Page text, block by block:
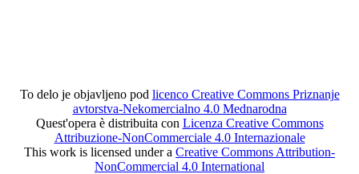
To delo je objavljeno pod licenco Creative Commons Priznanje
avtorstva-Nekomercialno 4.0 Mednarodna
Quest'opera è distribuita con Licenza Creative Commons
Attribuzione-NonCommerciale 4.0 Internazionale
This work is licensed under a Creative Commons Attribution-
NonCommercial 4.0 International